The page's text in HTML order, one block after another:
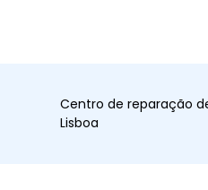
Centro de reparação
Lisboa